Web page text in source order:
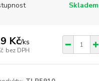
Skladem
Kč/ks
bez DPH